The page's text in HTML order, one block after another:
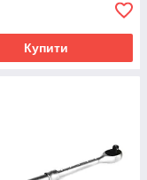
Купити